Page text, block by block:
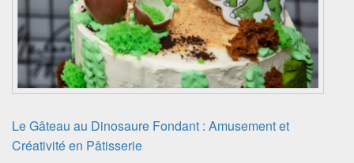
Le Gâteau au Dinosaure Fondant : Amusement et
Créativité en Pâtisserie